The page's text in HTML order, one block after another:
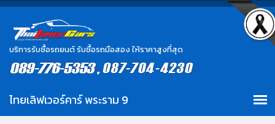
บริการรับซื้อรถยนต์ รับซื้อรถมือสอง ให้ราคาสูงที่สุด